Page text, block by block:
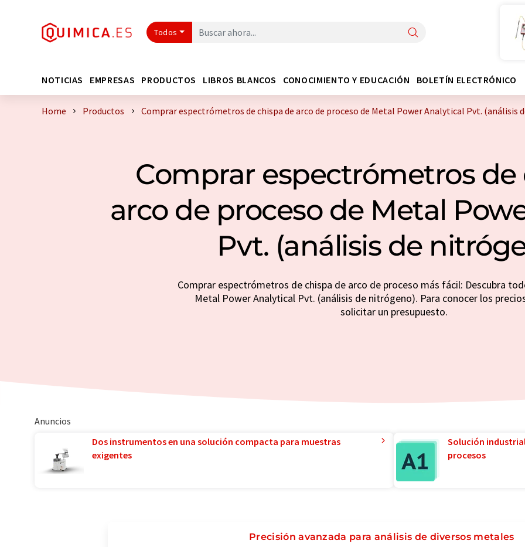
Todos
NOTICIAS EMPRESAS PRODUCTOS LIBROS BLANCOS CONOCIMIENTO Y EDUCACIÓN BOLETÍN ELECTRÓNICO
Home Productos Comprar espectrómetros de chispa de arco de proceso de Metal Power Analytical Pvt. (análisis
Comprar espectrómetros de
arco de proceso de Metal
Pvt. (análisis de
Comprar espectrómetros de chispa de arco de proceso más fácil: Descubra
Metal Power Analytical Pvt. (análisis de nitrógeno). Para conocer los
solicitar un presupuesto.
Anuncios
Dos instrumentos en una solución compacta para muestras
exigentes
Solución
procesos
Precisión avanzada para análisis de diversos metales